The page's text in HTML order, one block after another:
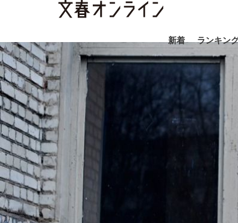
新着 ランキン
おす
#藤田晋
#玉木